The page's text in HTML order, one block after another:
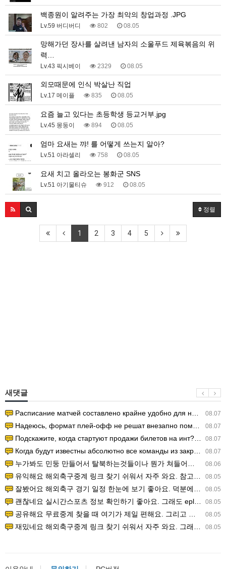
백종원이 알려주는 가장 최악의 창업과정 .JPG
Lv.59 버디버디 802 08.05
망해가던 장사를 살려낸 남자의 소울푸드 제육볶음의 위
력…
Lv.43 픽시베이 2329 08.05
외모때문에 인식 박살난 직업
Lv.17 메이플 835 08.05
요즘 늘고 있다는 초등학생 등교거부.jpg
Lv.45 몽둥이 894 08.05
엄마 요새는 꺄! 를 어떻게 쓰는지 알아?
Lv.51 아라셀리 758 08.05
요새 치고 올라오는 봉화군 SNS
Lv.51 아기물티슈 912 08.05
정렬
1 2 3 4 5
새댓글
08.07
Расписание матчей составлено крайне удобно для нашего часово…
08.07
Надеюсь, формат плей-офф не решат внезапно поменять. https:/…
08.07
Подскажите, когда стартуют продажи билетов на инт? https://g…
08.07
Когда будут известны абсолютно все команды из закрытых квали…
08.06
누가봐도 민둥 만들어서 탈북하는것들이나 뭔가 쳐들어오는 낌새를 미리 알아차리기 위함이지 저걸 전쟁준비라고 하…
08.05
유익해요 해외축구중계 링크 찾기 쉬워서 자주 와요. 참고로 무료스포츠중계 정보 확인할 때 출처 꼭 체크해요.…
08.05
잘봤어요 해외축구 경기 일정 한눈에 보기 좋아요. 덕분에 epl중계 볼 때 공식 중계 채널 먼저 찾아봐요. …
08.05
괜찮네요 실시간스포츠 정보 확인하기 좋아요. 그래도 epl중계 볼 때 공식 중계 채널 먼저 찾아봐요. 북마크…
08.05
공유해요 무료중계 찾을 때 여기가 제일 편해요. 그리고 무료스포츠중계 정보 확인할 때 출처 꼭 체크해요. 앞…
08.05
재밌네요 해외축구중계 링크 찾기 쉬워서 자주 와요. 그래서 해외축구중계도 정식 서비스로 봐야 안전해요. 다음…